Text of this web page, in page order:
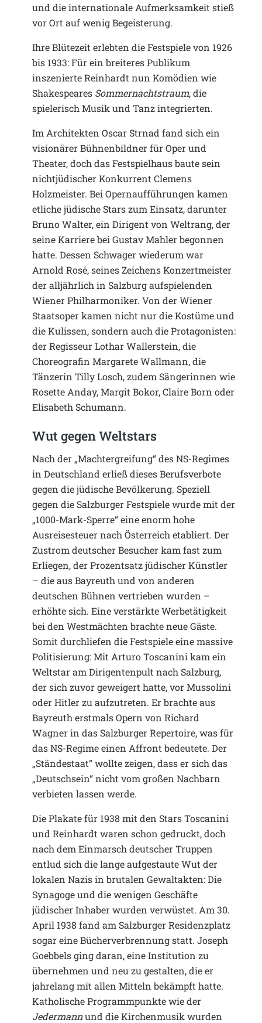
und die internationale Aufmerksamkeit stieß
vor Ort auf wenig Begeisterung.
Ihre Blütezeit erlebten die Festspiele von 1926
bis 1933: Für ein breiteres Publikum
inszenierte Reinhardt nun Komödien wie
Shakespeares Sommernachtstraum, die
spielerisch Musik und Tanz integrierten.
Im Architekten Oscar Strnad fand sich ein
visionärer Bühnenbildner für Oper und
Theater, doch das Festspielhaus baute sein
nichtjüdischer Konkurrent Clemens
Holzmeister. Bei Opernaufführungen kamen
etliche jüdische Stars zum Einsatz, darunter
Bruno Walter, ein Dirigent von Weltrang, der
seine Karriere bei Gustav Mahler begonnen
hatte. Dessen Schwager wiederum war
Arnold Rosé, seines Zeichens Konzertmeister
der alljährlich in Salzburg aufspielenden
Wiener Philharmoniker. Von der Wiener
Staatsoper kamen nicht nur die Kostüme und
die Kulissen, sondern auch die Protagonisten:
der Regisseur Lothar Wallerstein, die
Choreografin Margarete Wallmann, die
Tänzerin Tilly Losch, zudem Sängerinnen wie
Rosette Anday, Margit Bokor, Claire Born oder
Elisabeth Schumann.
Wut gegen Weltstars
Nach der „Machtergreifung“ des NS-Regimes
in Deutschland erließ dieses Berufsverbote
gegen die jüdische Bevölkerung. Speziell
gegen die Salzburger Festspiele wurde mit der
„1000-Mark-Sperre“ eine enorm hohe
Ausreisesteuer nach Österreich etabliert. Der
Zustrom deutscher Besucher kam fast zum
Erliegen, der Prozentsatz jüdischer Künstler
– die aus Bayreuth und von anderen
deutschen Bühnen vertrieben wurden –
erhöhte sich. Eine verstärkte Werbetätigkeit
bei den Westmächten brachte neue Gäste.
Somit durchliefen die Festspiele eine massive
Politisierung: Mit Arturo Toscanini kam ein
Weltstar am Dirigentenpult nach Salzburg,
der sich zuvor geweigert hatte, vor Mussolini
oder Hitler zu aufzutreten. Er brachte aus
Bayreuth erstmals Opern von Richard
Wagner in das Salzburger Repertoire, was für
das NS-Regime einen Affront bedeutete. Der
„Ständestaat“ wollte zeigen, dass er sich das
„Deutschsein“ nicht vom großen Nachbarn
verbieten lassen werde.
Die Plakate für 1938 mit den Stars Toscanini
und Reinhardt waren schon gedruckt, doch
nach dem Einmarsch deutscher Truppen
entlud sich die lange aufgestaute Wut der
lokalen Nazis in brutalen Gewaltakten: Die
Synagoge und die wenigen Geschäfte
jüdischer Inhaber wurden verwüstet. Am 30.
April 1938 fand am Salzburger Residenzplatz
sogar eine Bücherverbrennung statt. Joseph
Goebbels ging daran, eine Institution zu
übernehmen und neu zu gestalten, die er
jahrelang mit allen Mitteln bekämpft hatte.
Katholische Programmpunkte wie der
Jedermannund die Kirchenmusik wurden